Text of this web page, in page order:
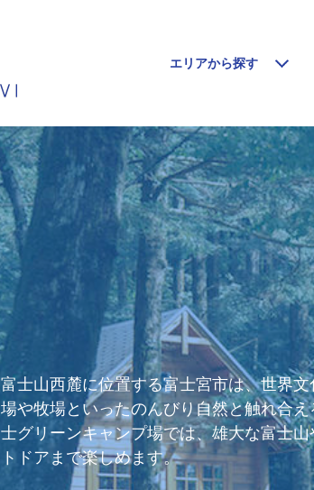
エリアから探す
富士山西麓に位置する富士宮市は、世界
場や牧場といったのんびり自然と触れ合
士グリーンキャンプ場では、雄大な富士
トドアまで楽しめます。